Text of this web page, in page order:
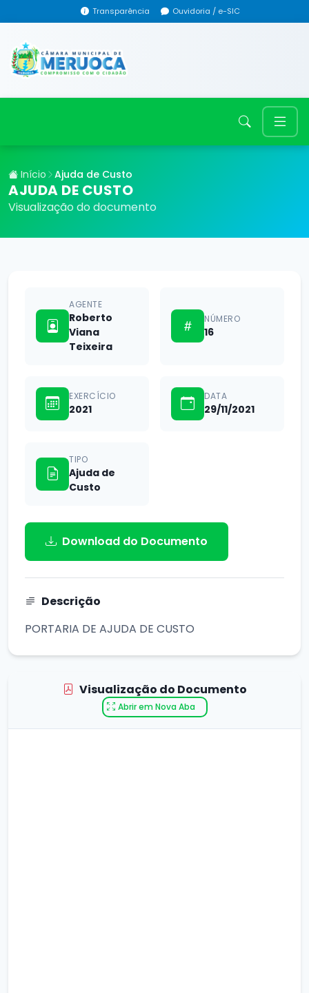
Transparência Ouvidoria / e-SIC
Início Ajuda de Custo
AJUDA DE CUSTO
Visualização do documento
AGENTE
Roberto
Viana
Teixeira
NÚMERO
16
EXERCÍCIO
2021
DATA
29/11/2021
TIPO
Ajuda de
Custo
Download do Documento
Descrição
PORTARIA DE AJUDA DE CUSTO
Visualização do Documento
Abrir em Nova Aba